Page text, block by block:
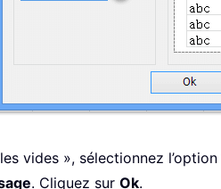
vides », sélectionnez l’option
. Cliquez sur Ok.